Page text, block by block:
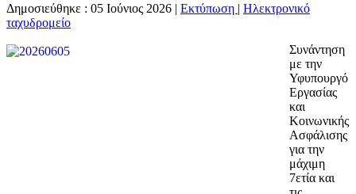
Δημοσιεύθηκε : 05 Ιούνιος 2026 | Εκτύπωση | Ηλεκτρονικό
ταχυδρομείο
Συνάντηση
με την
Υφυπουργό
Εργασίας
και
Κοινωνικής
Ασφάλισης
για την
μάχιμη
7ετία και